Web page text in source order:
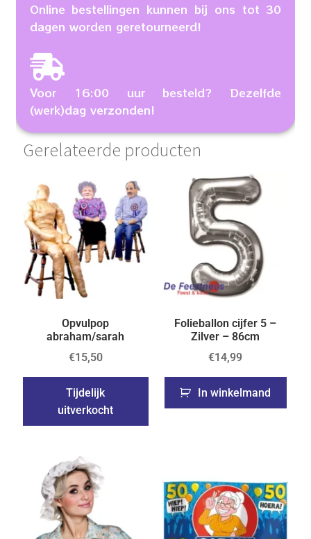
Online bestellingen kunnen bij ons tot 30
dagen worden geretourneerd!
Voor 16:00 uur besteld? Dezelfde
(werk)dag verzonden!
Gerelateerde producten
Opvulpop
abraham/sarah
€15,50
Tijdelijk
uitverkocht
Folieballon cijfer 5 –
Zilver – 86cm
€14,99
In winkelmand